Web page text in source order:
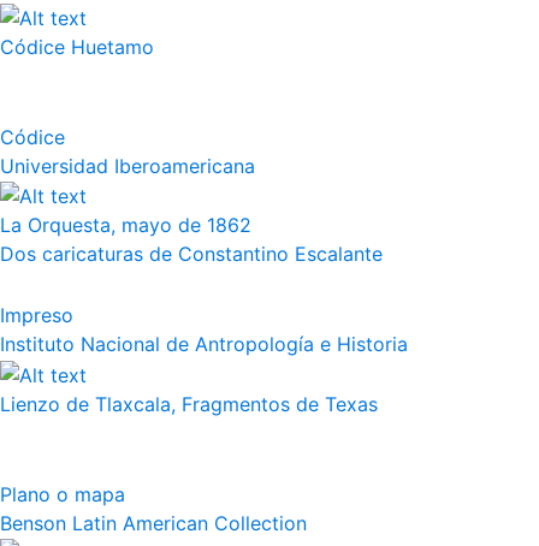
Códice Huetamo
Códice
Universidad Iberoamericana
La Orquesta, mayo de 1862
Dos caricaturas de Constantino Escalante
Impreso
Instituto Nacional de Antropología e Historia
Lienzo de Tlaxcala, Fragmentos de Texas
Plano o mapa
Benson Latin American Collection